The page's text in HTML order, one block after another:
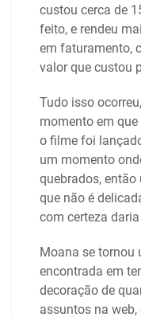
custou cerca de
feito, e rendeu
em faturamento,
valor que custou
Tudo isso
momento em
o filme foi
um momento
quebrados,
que não é
com certeza
Moana se tornou
encontrada em
decoração de
assuntos na